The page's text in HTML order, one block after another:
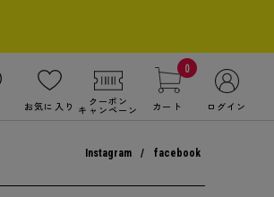
お気に入り クーポン
キャンペーン
0
カート ログイン
Instagram facebook